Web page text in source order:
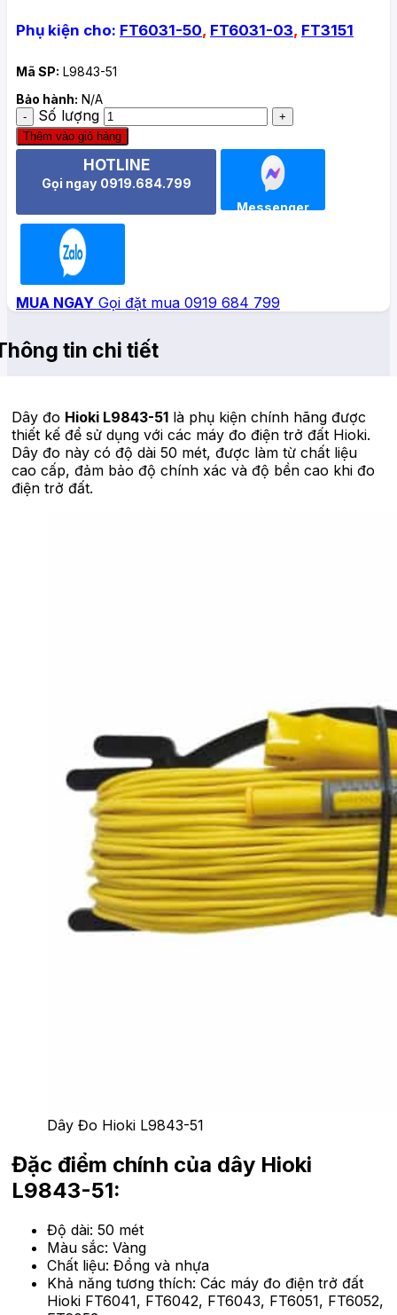
Phụ kiện cho: FT6031-50, FT6031-03, FT3151
Mã SP: L9843-51
Bảo hành: N/A
Số lượng
Thêm vào giỏ hàng
HOTLINE
Gọi ngay 0919.684.799
Messenger
MUA NGAY Gọi đặt mua 0919 684 799
tin chi tiết
Dây đo Hioki L9843-51 là phụ kiện chính hãng được
thiết kế để sử dụng với các máy đo điện trở đất Hioki.
Dây đo này có độ dài 50 mét, được làm từ chất liệu
cao cấp, đảm bảo độ chính xác và độ bền cao khi đo
điện trở đất.
Dây Đo Hioki L9843-51
Đặc điểm chính của dây Hioki
L9843-51:
Độ dài: 50 mét
Màu sắc: Vàng
Chất liệu: Đồng và nhựa
Khả năng tương thích: Các máy đo điện trở đất
Hioki FT6041, FT6042, FT6043, FT6051, FT6052,